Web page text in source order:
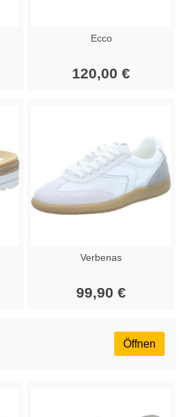
Ecco
120,00 €
Verbenas
99,90 €
Öffnen